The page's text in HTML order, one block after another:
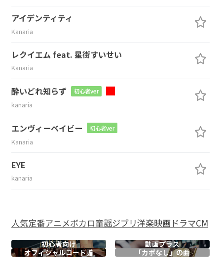
アイデンティティ
Kanaria
レクイエム feat. 星街すいせい
Kanaria
酔いどれ知らず 初心者ver
kanaria
エンヴィーベイビー 初心者ver
Kanaria
EYE
kanaria
人気定番アニメボカロ童謡ジブリ洋楽映画ドラマCM
初心者向け
動画プラス
オフィシャルコード譜 「カポなし」の曲